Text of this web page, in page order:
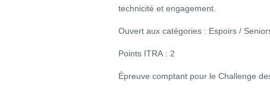
technicité et engagement.
Ouvert aux catégories : Espoirs /
Points ITRA : 2
Épreuve comptant pour le Challenge